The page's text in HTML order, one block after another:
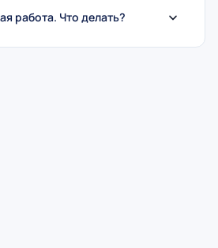
работа. Что делать?